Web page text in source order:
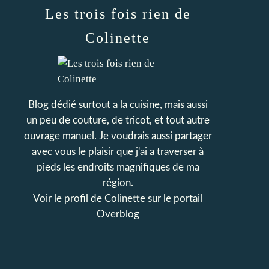
Les trois fois rien de
Colinette
Blog dédié surtout a la cuisine, mais aussi
un peu de couture, de tricot, et tout autre
ouvrage manuel. Je voudrais aussi partager
avec vous le plaisir que j'ai a traverser à
pieds les endroits magnifiques de ma
région.
Voir le profil de Colinette sur le portail
Overblog